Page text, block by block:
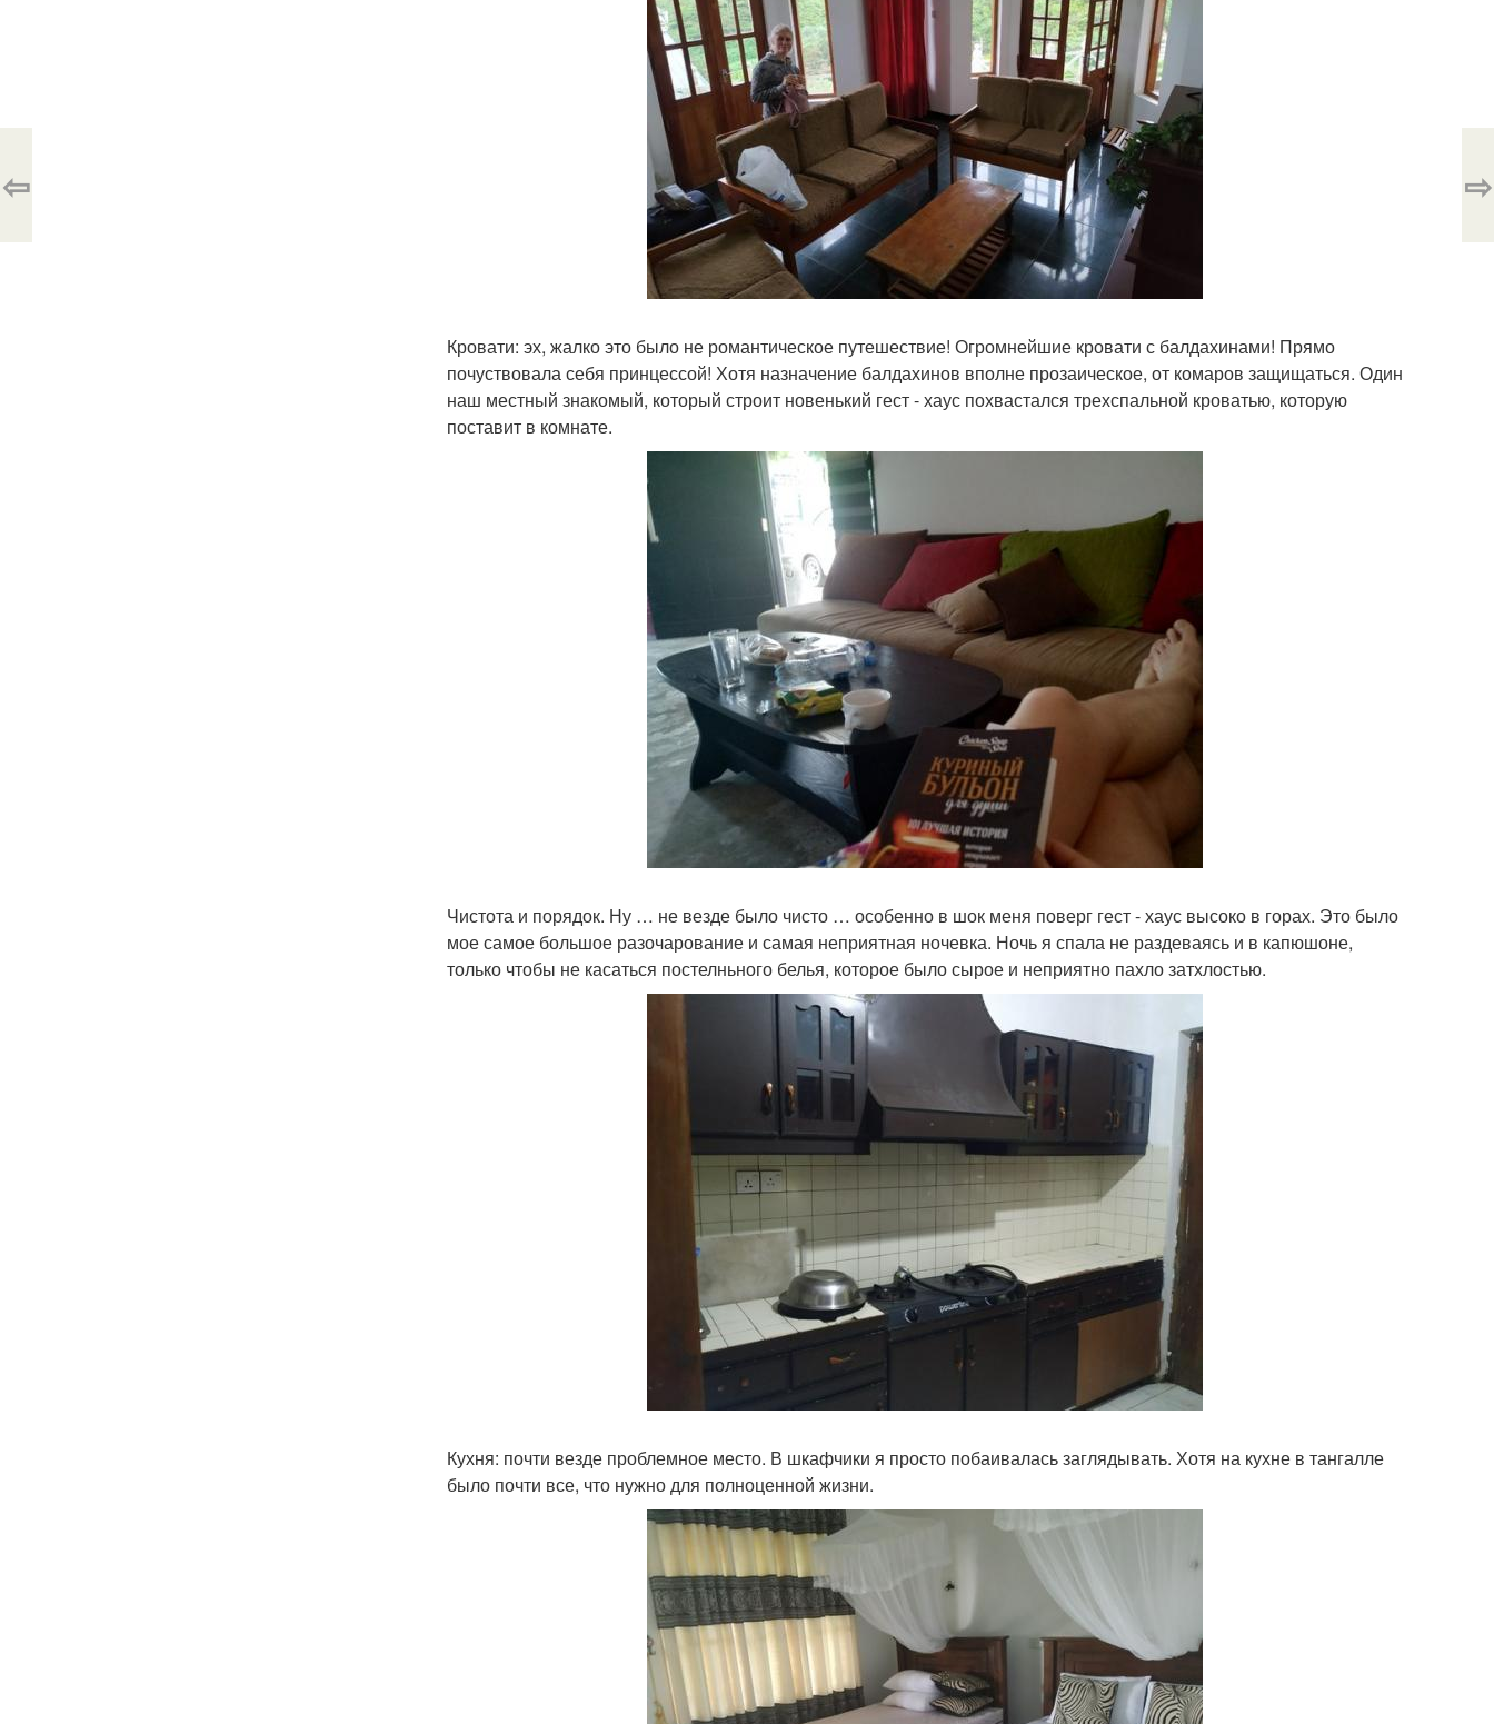
Кровати: эх, жалко это было не романтическое путешествие! Огромнейшие кровати с балдахинами! Прямо
почуствовала себя принцессой! Хотя назначение балдахинов вполне прозаическое, от комаров защищаться. Один
наш местный знакомый, который строит новенький гест - хаус похвастался трехспальной кроватью, которую
поставит в комнате.
Чистота и порядок. Ну … не везде было чисто … особенно в шок меня поверг гест - хаус высоко в горах. Это было
мое самое большое разочарование и самая неприятная ночевка. Ночь я спала не раздеваясь и в капюшоне,
только чтобы не касаться постелньного белья, которое было сырое и неприятно пахло затхлостью.
Кухня: почти везде проблемное место. В шкафчики я просто побаивалась заглядывать. Хотя на кухне в тангалле
было почти все, что нужно для полноценной жизни.
⇦ ⇨